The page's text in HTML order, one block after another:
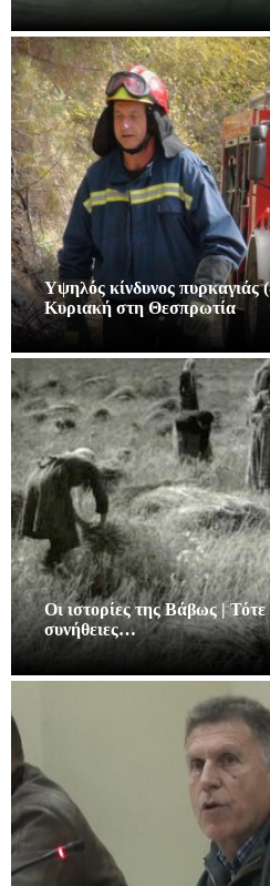
Υψηλός κίνδυνος πυρκαγιάς
Κυριακή στη Θεσπρωτία
Οι ιστορίες της Βάβως | Τότε
συνήθειες…